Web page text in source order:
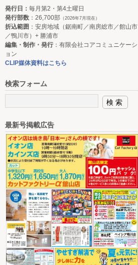
発行日： 毎月第2・第4土曜日
発行部数 ：26,700部 （2026年7月現在）
折込範囲 ：安房地域（鋸南町／南房総市／館山市
／鴨川市）+ 勝浦市
編集・制作・発行：有限会社コアコミュニケーシ
ョン
CLIP媒体資料はこちら
検索フォーム
最新号掲載広告